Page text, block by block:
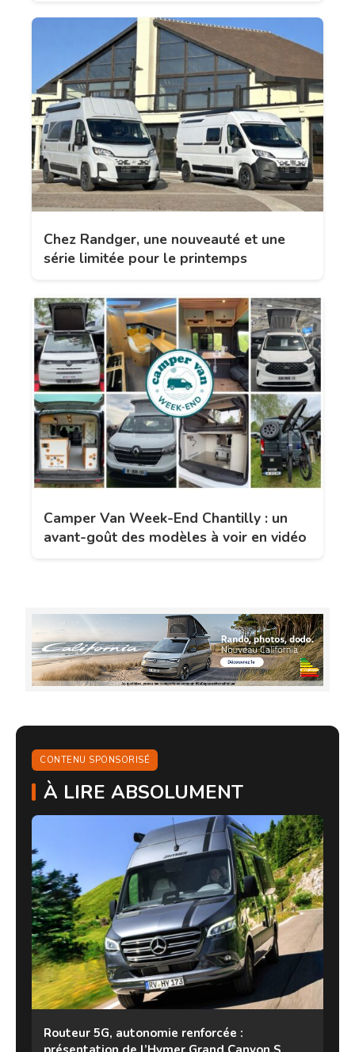
Chez Randger, une nouveauté et une
série limitée pour le printemps
Camper Van Week-End Chantilly : un
avant-goût des modèles à voir en vidéo
CONTENU SPONSORISÉ
À LIRE ABSOLUMENT
Routeur 5G, autonomie renforcée :